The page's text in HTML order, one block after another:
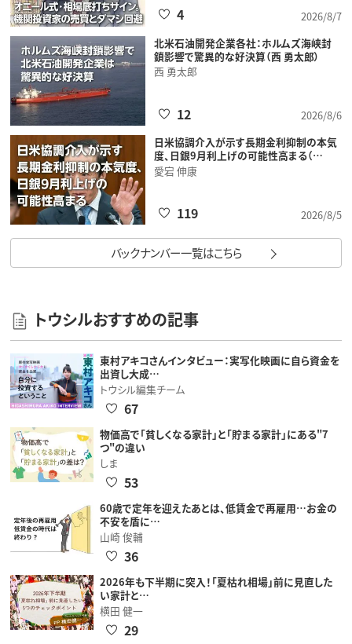
2026/8/7
4
北米石油開発企業各社：ホルムズ海峡封
鎖影響で驚異的な好決算（西 勇太郎）
西 勇太郎
2026/8/6
12
日米協調介入が示す長期金利抑制の本気
度、日銀9月利上げの可能性高まる（…
愛宕 伸康
2026/8/5
119
バックナンバー一覧はこちら
トウシルおすすめの記事
東村アキコさんインタビュー：実写化映画に自ら資金を
出資し大成…
トウシル編集チーム
67
物価高で「貧しくなる家計」と「貯まる家計」にある"7
つ"の違い
しま
53
60歳で定年を迎えたあとは、低賃金で再雇用…お金の
不安を盾に…
山崎 俊輔
36
2026年も下半期に突入！「夏枯れ相場」前に見直した
い家計と…
横田 健一
29